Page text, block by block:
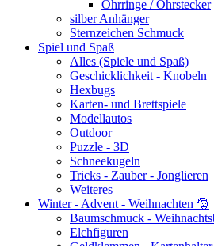
Ohrringe / Ohrstecker
silber Anhänger
Sternzeichen Schmuck
Spiel und Spaß
Alles (Spiele und Spaß)
Geschicklichkeit - Knobeln
Hexbugs
Karten- und Brettspiele
Modellautos
Outdoor
Puzzle - 3D
Schneekugeln
Tricks - Zauber - Jonglieren
Weiteres
Winter - Advent - Weihnachten 🎅
Baumschmuck -
Elchfiguren